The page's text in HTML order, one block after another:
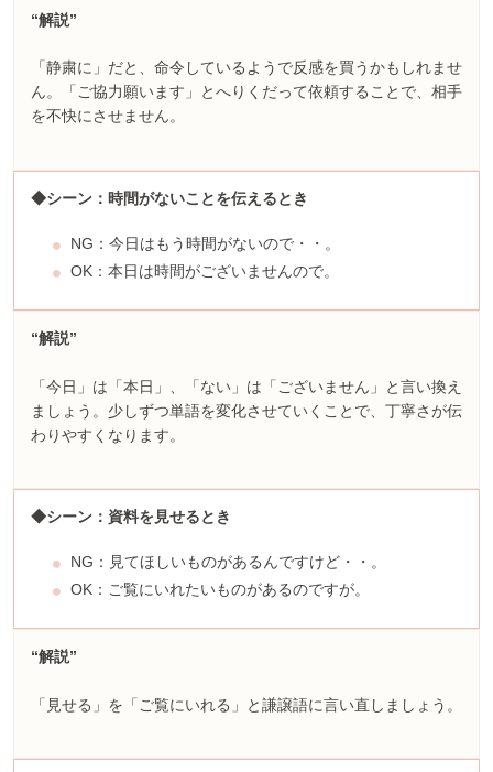
“解説”
「静粛に」だと、命令しているようで反感を買うかもしれませ
ん。「ご協力願います」とへりくだって依頼することで、相手
を不快にさせません。
◆シーン：時間がないことを伝えるとき
NG：今日はもう時間がないので・・。
OK：本日は時間がございませんので。
“解説”
「今日」は「本日」、「ない」は「ございません」と言い換え
ましょう。少しずつ単語を変化させていくことで、丁寧さが伝
わりやすくなります。
◆シーン：資料を見せるとき
NG：見てほしいものがあるんですけど・・。
OK：ご覧にいれたいものがあるのですが。
“解説”
「見せる」を「ご覧にいれる」と謙譲語に言い直しましょう。